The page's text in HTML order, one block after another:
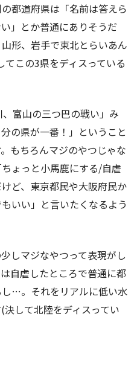
都道府県は「名前は答えら
」とか普通にありそうだ
形、岩手で東北とらいあん
この3県をディスっている
富山の三つ巴の戦い」み
の県が一番！」ということ
もちろんマジのやつじゃな
ょっと小馬鹿にする/自虐
ど、東京都民や大阪府民か
いい」と言いたくなるよう
しマジなやつって表現がし
自虐したところで普通に都
…。それをリアルに低い水
して北陸をディスってい